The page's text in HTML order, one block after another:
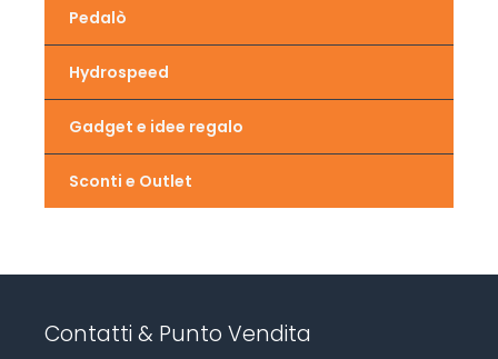
Pedalò
Hydrospeed
Gadget e idee regalo
Sconti e Outlet
Contatti & Punto Vendita